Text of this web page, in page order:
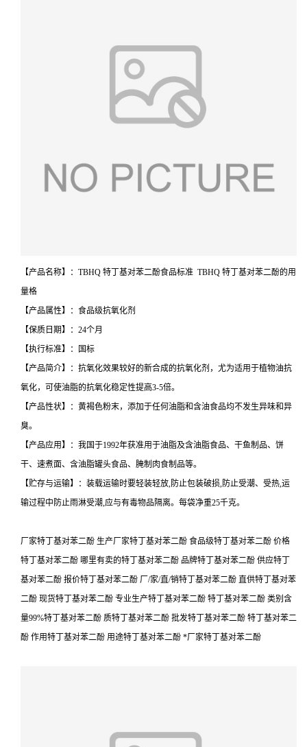
【产品名称】：TBHQ 特丁基对苯二酚食品标准 TBHQ 特丁基对苯二酚的用
量格
【产品属性】：食品级抗氧化剂
【保质日期】：24个月
【执行标准】：国标
【产品简介】：抗氧化效果较好的新合成的抗氧化剂，尤为适用于植物油抗
氧化，可使油脂的抗氧化稳定性提高3-5倍。
【产品性状】：黄褐色粉末，添加于任何油脂和含油食品均不发生异味和异
臭。
【产品应用】：我国于1992年获准用于油脂及含油脂食品、干鱼制品、饼
干、速煮面、含油脂罐头食品、腌制肉食制品等。
【贮存与运输】：装载运输时要轻装轻放,防止包装破损,防止受潮、受热,运
输过程中防止雨淋受潮,应与有毒物品隔离。每袋净重25千克。
厂家特丁基对苯二酚 生产厂家特丁基对苯二酚 食品级特丁基对苯二酚 价格
特丁基对苯二酚 哪里有卖的特丁基对苯二酚 品牌特丁基对苯二酚 供应特丁
基对苯二酚 报价特丁基对苯二酚 厂/家/直/销特丁基对苯二酚 直供特丁基对苯
二酚 现货特丁基对苯二酚 专业生产特丁基对苯二酚 特丁基对苯二酚 类别含
量99%特丁基对苯二酚 质特丁基对苯二酚 批发特丁基对苯二酚 特丁基对苯二
酚 作用特丁基对苯二酚 用途特丁基对苯二酚 *厂家特丁基对苯二酚